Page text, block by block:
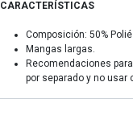
CARACTERÍSTICAS
Composición: 50%
Mangas largas.
Recomendaciones
por separado y no usar